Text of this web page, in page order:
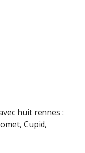
huit rennes :
Cupid,